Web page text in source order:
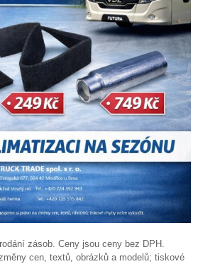
zásob. Ceny jsou ceny bez DPH.
cen, textů, obrázků a modelů; tiskové